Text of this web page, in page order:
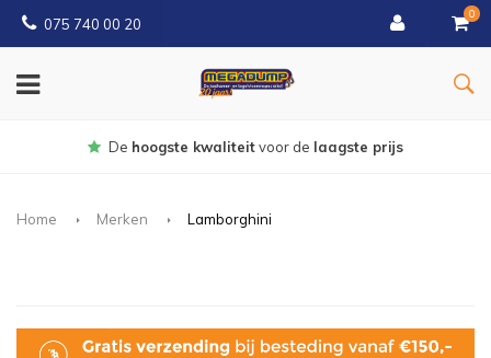
075 740 00 20
0
laagste prijs Gratis
Home Merken Lamborghini